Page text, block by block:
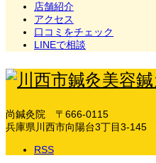
店舗紹介
アクセス
口コミをチェック
LINEで相談
尚鍼灸院
〒666-0115
兵庫県川西市向陽台3丁目3-145
RSS